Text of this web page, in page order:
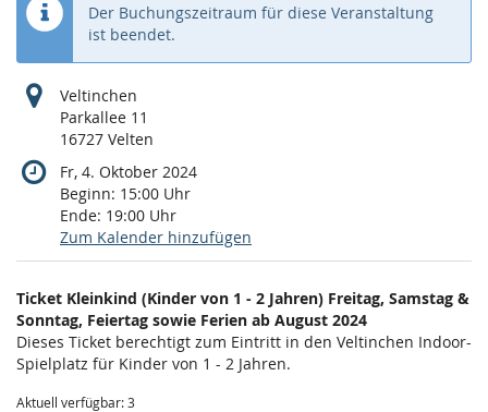
Der Buchungszeitraum für diese Veranstaltung
ist beendet.
Veltinchen
Parkallee 11
16727 Velten
Fr, 4. Oktober 2024
Beginn: 15:00 Uhr
Ende: 19:00 Uhr
Zum Kalender hinzufügen
Produkte
Unkategorisierte
Produkte
Ticket Kleinkind (Kinder von 1 - 2 Jahren) Freitag, Samstag &
Sonntag, Feiertag sowie Ferien ab August 2024
Dieses Ticket berechtigt zum Eintritt in den Veltinchen Indoor-
Spielplatz für Kinder von 1 - 2 Jahren.
Aktuell verfügbar: 3